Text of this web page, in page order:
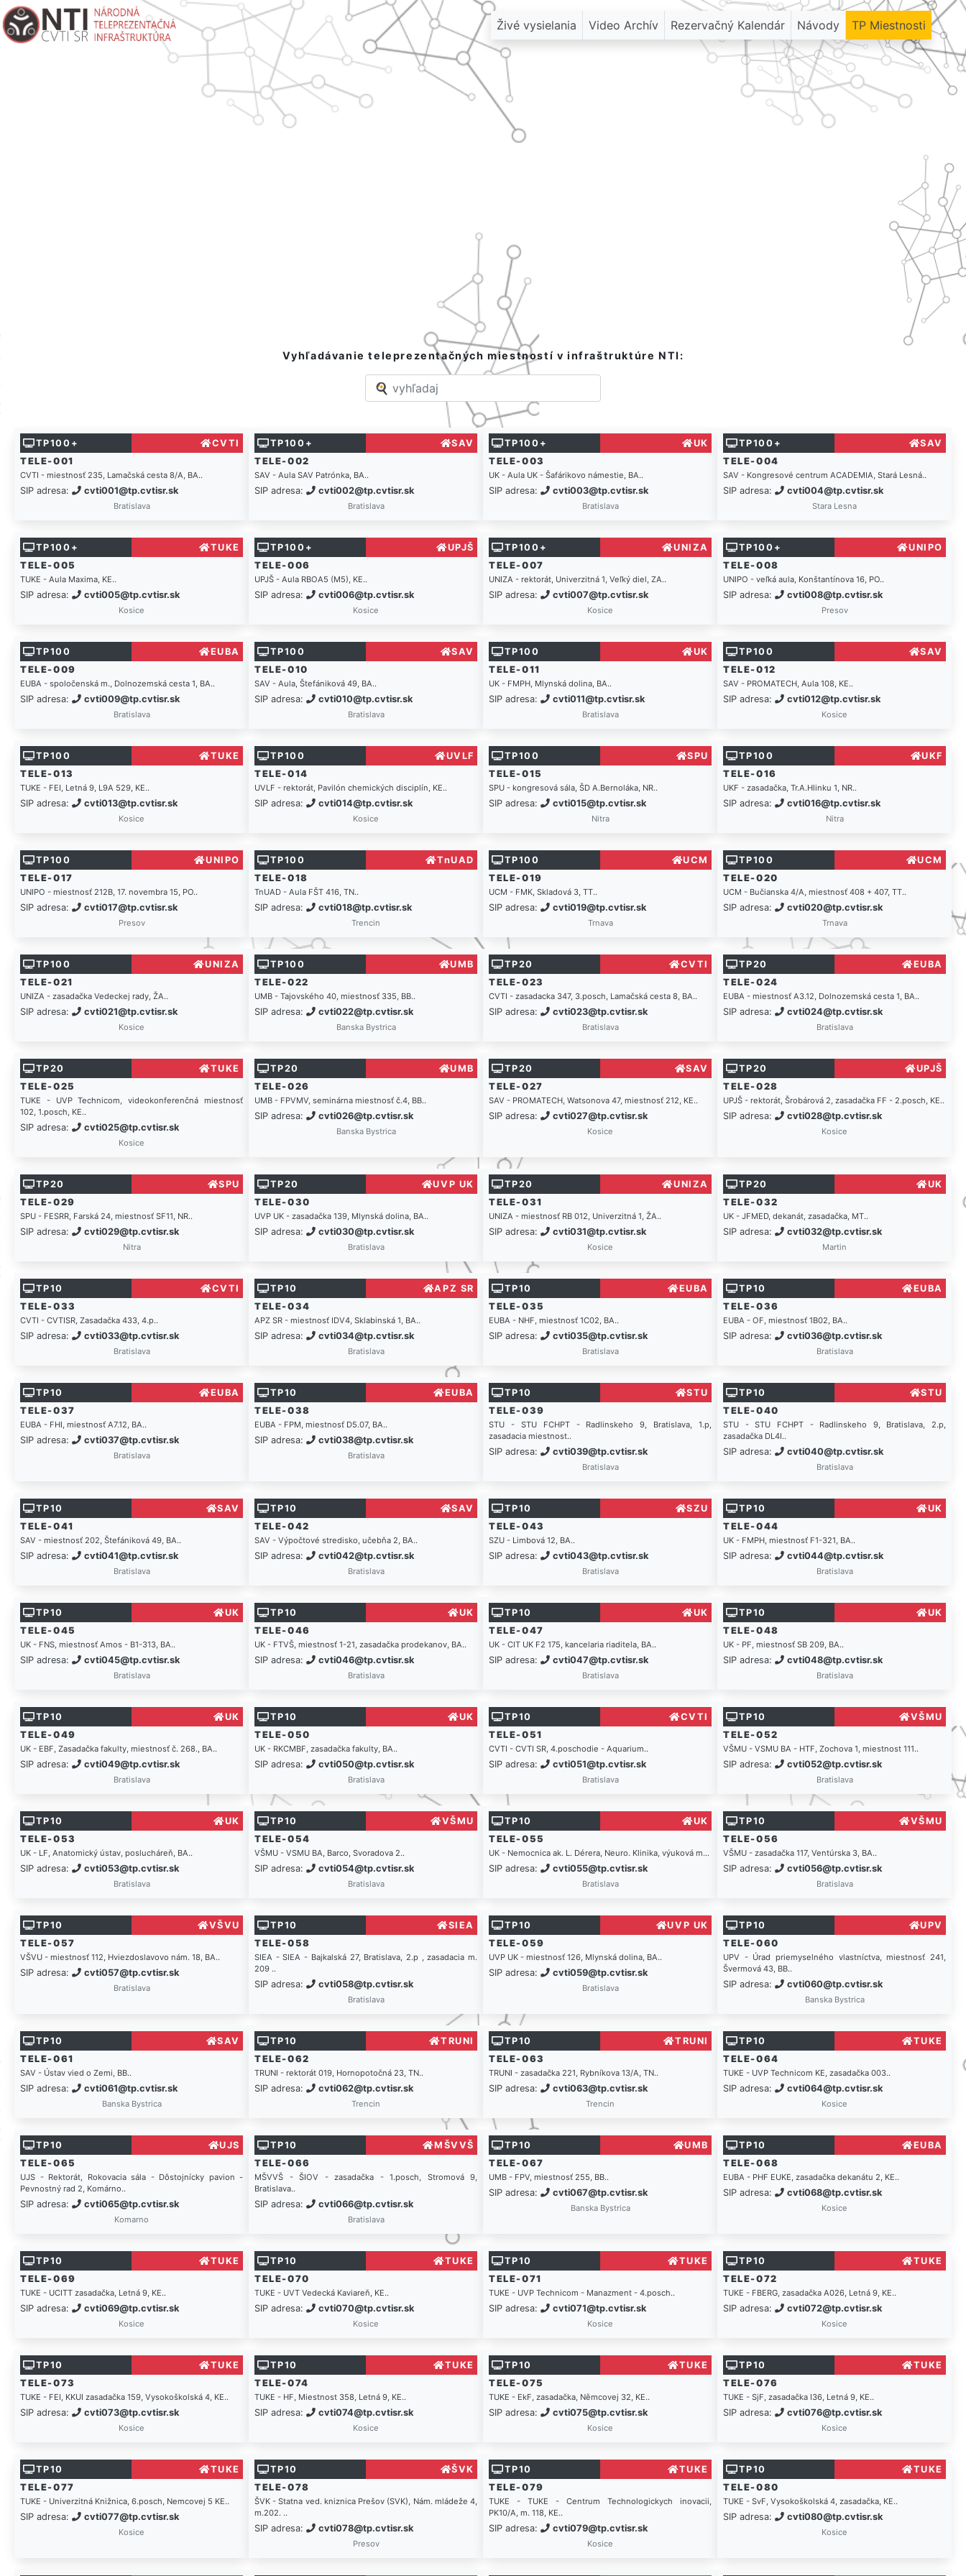
Živé vysielania Video Archív Rezervačný Kalendár Návody TP Miestnosti
Vyhľadávanie teleprezentačných miestností v infraštruktúre NTI:
TP100+
CVTI
TELE-001
CVTI - miestnosť 235, Lamačská cesta 8/A, BA..
SIP adresa: cvti001@tp.cvtisr.sk
Bratislava
TP100+
SAV
TELE-002
SAV - Aula SAV Patrónka, BA..
SIP adresa: cvti002@tp.cvtisr.sk
Bratislava
TP100+
UK
TELE-003
UK - Aula UK - Šafárikovo námestie, BA..
SIP adresa: cvti003@tp.cvtisr.sk
Bratislava
TP100+
SAV
TELE-004
SAV - Kongresové centrum ACADEMIA, Stará Lesná..
SIP adresa: cvti004@tp.cvtisr.sk
Stara Lesna
TP100+
TUKE
TELE-005
TUKE - Aula Maxima, KE..
SIP adresa: cvti005@tp.cvtisr.sk
Kosice
TP100+
UPJŠ
TELE-006
UPJŠ - Aula RBOA5 (M5), KE..
SIP adresa: cvti006@tp.cvtisr.sk
Kosice
TP100+
UNIZA
TELE-007
UNIZA - rektorát, Univerzitná 1, Veľký diel, ZA..
SIP adresa: cvti007@tp.cvtisr.sk
Kosice
TP100+
UNIPO
TELE-008
UNIPO - veľká aula, Konštantínova 16, PO..
SIP adresa: cvti008@tp.cvtisr.sk
Presov
TP100
EUBA
TELE-009
EUBA - spoločenská m., Dolnozemská cesta 1, BA..
SIP adresa: cvti009@tp.cvtisr.sk
Bratislava
TP100
SAV
TELE-010
SAV - Aula, Štefániková 49, BA..
SIP adresa: cvti010@tp.cvtisr.sk
Bratislava
TP100
UK
TELE-011
UK - FMPH, Mlynská dolina, BA..
SIP adresa: cvti011@tp.cvtisr.sk
Bratislava
TP100
SAV
TELE-012
SAV - PROMATECH, Aula 108, KE..
SIP adresa: cvti012@tp.cvtisr.sk
Kosice
TP100
TUKE
TELE-013
TUKE - FEI, Letná 9, L9A 529, KE..
SIP adresa: cvti013@tp.cvtisr.sk
Kosice
TP100
UVLF
TELE-014
UVLF - rektorát, Pavilón chemických disciplín, KE..
SIP adresa: cvti014@tp.cvtisr.sk
Kosice
TP100
SPU
TELE-015
SPU - kongresová sála, ŠD A.Bernoláka, NR..
SIP adresa: cvti015@tp.cvtisr.sk
Nitra
TP100
UKF
TELE-016
UKF - zasadačka, Tr.A.Hlinku 1, NR..
SIP adresa: cvti016@tp.cvtisr.sk
Nitra
TP100
UNIPO
TELE-017
UNIPO - miestnosť 212B, 17. novembra 15, PO..
SIP adresa: cvti017@tp.cvtisr.sk
Presov
TP100
TnUAD
TELE-018
TnUAD - Aula FŠT 416, TN..
SIP adresa: cvti018@tp.cvtisr.sk
Trencin
TP100
UCM
TELE-019
UCM - FMK, Skladová 3, TT..
SIP adresa: cvti019@tp.cvtisr.sk
Trnava
TP100
UCM
TELE-020
UCM - Bučianska 4/A, miestnosť 408 + 407, TT..
SIP adresa: cvti020@tp.cvtisr.sk
Trnava
TP100
UNIZA
TELE-021
UNIZA - zasadačka Vedeckej rady, ŽA..
SIP adresa: cvti021@tp.cvtisr.sk
Kosice
TP100
UMB
TELE-022
UMB - Tajovského 40, miestnosť 335, BB..
SIP adresa: cvti022@tp.cvtisr.sk
Banska Bystrica
TP20
CVTI
TELE-023
CVTI - zasadacka 347, 3.posch, Lamačská cesta 8, BA..
SIP adresa: cvti023@tp.cvtisr.sk
Bratislava
TP20
EUBA
TELE-024
EUBA - miestnosť A3.12, Dolnozemská cesta 1, BA..
SIP adresa: cvti024@tp.cvtisr.sk
Bratislava
TP20
TUKE
TELE-025
TUKE - UVP Technicom, videokonferenčná miestnosť
102, 1.posch, KE..
SIP adresa: cvti025@tp.cvtisr.sk
Kosice
TP20
UMB
TELE-026
UMB - FPVMV, seminárna miestnosť č.4, BB..
SIP adresa: cvti026@tp.cvtisr.sk
Banska Bystrica
TP20
SAV
TELE-027
SAV - PROMATECH, Watsonova 47, miestnosť 212, KE..
SIP adresa: cvti027@tp.cvtisr.sk
Kosice
TP20
UPJŠ
TELE-028
UPJŠ - rektorát, Šrobárová 2, zasadačka FF - 2.posch, KE..
SIP adresa: cvti028@tp.cvtisr.sk
Kosice
TP20
SPU
TELE-029
SPU - FESRR, Farská 24, miestnosť SF11, NR..
SIP adresa: cvti029@tp.cvtisr.sk
Nitra
TP20
UVP UK
TELE-030
UVP UK - zasadačka 139, Mlynská dolina, BA..
SIP adresa: cvti030@tp.cvtisr.sk
Bratislava
TP20
UNIZA
TELE-031
UNIZA - miestnosť RB 012, Univerzitná 1, ŽA..
SIP adresa: cvti031@tp.cvtisr.sk
Kosice
TP20
UK
TELE-032
UK - JFMED, dekanát, zasadačka, MT..
SIP adresa: cvti032@tp.cvtisr.sk
Martin
TP10
CVTI
TELE-033
CVTI - CVTISR, Zasadačka 433, 4.p..
SIP adresa: cvti033@tp.cvtisr.sk
Bratislava
TP10
APZ SR
TELE-034
APZ SR - miestnosť IDV4, Sklabinská 1, BA..
SIP adresa: cvti034@tp.cvtisr.sk
Bratislava
TP10
EUBA
TELE-035
EUBA - NHF, miestnosť 1C02, BA..
SIP adresa: cvti035@tp.cvtisr.sk
Bratislava
TP10
EUBA
TELE-036
EUBA - OF, miestnosť 1B02, BA..
SIP adresa: cvti036@tp.cvtisr.sk
Bratislava
TP10
EUBA
TELE-037
EUBA - FHI, miestnosť A7.12, BA..
SIP adresa: cvti037@tp.cvtisr.sk
Bratislava
TP10
EUBA
TELE-038
EUBA - FPM, miestnosť D5.07, BA..
SIP adresa: cvti038@tp.cvtisr.sk
Bratislava
TP10
STU
TELE-039
STU - STU FCHPT - Radlinskeho 9, Bratislava, 1.p,
zasadacia miestnost..
SIP adresa: cvti039@tp.cvtisr.sk
Bratislava
TP10
STU
TELE-040
STU - STU FCHPT - Radlinskeho 9, Bratislava, 2.p,
zasadačka DL4I..
SIP adresa: cvti040@tp.cvtisr.sk
Bratislava
TP10
SAV
TELE-041
SAV - miestnosť 202, Štefániková 49, BA..
SIP adresa: cvti041@tp.cvtisr.sk
Bratislava
TP10
SAV
TELE-042
SAV - Výpočtové stredisko, učebňa 2, BA..
SIP adresa: cvti042@tp.cvtisr.sk
Bratislava
TP10
SZU
TELE-043
SZU - Limbová 12, BA..
SIP adresa: cvti043@tp.cvtisr.sk
Bratislava
TP10
UK
TELE-044
UK - FMPH, miestnosť F1-321, BA..
SIP adresa: cvti044@tp.cvtisr.sk
Bratislava
TP10
UK
TELE-045
UK - FNS, miestnosť Amos - B1-313, BA..
SIP adresa: cvti045@tp.cvtisr.sk
Bratislava
TP10
UK
TELE-046
UK - FTVŠ, miestnosť 1-21, zasadačka prodekanov, BA..
SIP adresa: cvti046@tp.cvtisr.sk
Bratislava
TP10
UK
TELE-047
UK - CIT UK F2 175, kancelaria riaditela, BA..
SIP adresa: cvti047@tp.cvtisr.sk
Bratislava
TP10
UK
TELE-048
UK - PF, miestnosť SB 209, BA..
SIP adresa: cvti048@tp.cvtisr.sk
Bratislava
TP10
UK
TELE-049
UK - EBF, Zasadačka fakulty, miestnosť č. 268., BA..
SIP adresa: cvti049@tp.cvtisr.sk
Bratislava
TP10
UK
TELE-050
UK - RKCMBF, zasadačka fakulty, BA..
SIP adresa: cvti050@tp.cvtisr.sk
Bratislava
TP10
CVTI
TELE-051
CVTI - CVTI SR, 4.poschodie - Aquarium..
SIP adresa: cvti051@tp.cvtisr.sk
Bratislava
TP10
VŠMU
TELE-052
VŠMU - VSMU BA - HTF, Zochova 1, miestnost 111..
SIP adresa: cvti052@tp.cvtisr.sk
Bratislava
TP10
UK
TELE-053
UK - LF, Anatomický ústav, poslucháreň, BA..
SIP adresa: cvti053@tp.cvtisr.sk
Bratislava
TP10
VŠMU
TELE-054
VŠMU - VSMU BA, Barco, Svoradova 2..
SIP adresa: cvti054@tp.cvtisr.sk
Bratislava
TP10
UK
TELE-055
UK - Nemocnica ak. L. Dérera, Neuro. Klinika, výuková m...
SIP adresa: cvti055@tp.cvtisr.sk
Bratislava
TP10
VŠMU
TELE-056
VŠMU - zasadačka 117, Ventúrska 3, BA..
SIP adresa: cvti056@tp.cvtisr.sk
Bratislava
TP10
VŠVU
TELE-057
VŠVU - miestnosť 112, Hviezdoslavovo nám. 18, BA..
SIP adresa: cvti057@tp.cvtisr.sk
Bratislava
TP10
SIEA
TELE-058
SIEA - SIEA - Bajkalská 27, Bratislava, 2.p , zasadacia m.
209 ..
SIP adresa: cvti058@tp.cvtisr.sk
Bratislava
TP10
UVP UK
TELE-059
UVP UK - miestnosť 126, Mlynská dolina, BA..
SIP adresa: cvti059@tp.cvtisr.sk
Bratislava
TP10
UPV
TELE-060
UPV - Úrad priemyselného vlastníctva, miestnosť 241,
Švermová 43, BB..
SIP adresa: cvti060@tp.cvtisr.sk
Banska Bystrica
TP10
SAV
TELE-061
SAV - Ústav vied o Zemi, BB..
SIP adresa: cvti061@tp.cvtisr.sk
Banska Bystrica
TP10
TRUNI
TELE-062
TRUNI - rektorát 019, Hornopotočná 23, TN..
SIP adresa: cvti062@tp.cvtisr.sk
Trencin
TP10
TRUNI
TELE-063
TRUNI - zasadačka 221, Rybníkova 13/A, TN..
SIP adresa: cvti063@tp.cvtisr.sk
Trencin
TP10
TUKE
TELE-064
TUKE - UVP Technicom KE, zasadačka 003..
SIP adresa: cvti064@tp.cvtisr.sk
Kosice
TP10
UJS
TELE-065
UJS - Rektorát, Rokovacia sála - Dôstojnícky pavion -
Pevnostný rad 2, Komárno..
SIP adresa: cvti065@tp.cvtisr.sk
Komarno
TP10
MŠVVŠ
TELE-066
MŠVVŠ - ŠIOV - zasadačka - 1.posch, Stromová 9,
Bratislava..
SIP adresa: cvti066@tp.cvtisr.sk
Bratislava
TP10
UMB
TELE-067
UMB - FPV, miestnosť 255, BB..
SIP adresa: cvti067@tp.cvtisr.sk
Banska Bystrica
TP10
EUBA
TELE-068
EUBA - PHF EUKE, zasadačka dekanátu 2, KE..
SIP adresa: cvti068@tp.cvtisr.sk
Kosice
TP10
TUKE
TELE-069
TUKE - UCITT zasadačka, Letná 9, KE..
SIP adresa: cvti069@tp.cvtisr.sk
Kosice
TP10
TUKE
TELE-070
TUKE - UVT Vedecká Kaviareň, KE..
SIP adresa: cvti070@tp.cvtisr.sk
Kosice
TP10
TUKE
TELE-071
TUKE - UVP Technicom - Manazment - 4.posch..
SIP adresa: cvti071@tp.cvtisr.sk
Kosice
TP10
TUKE
TELE-072
TUKE - FBERG, zasadačka A026, Letná 9, KE..
SIP adresa: cvti072@tp.cvtisr.sk
Kosice
TP10
TUKE
TELE-073
TUKE - FEI, KKUI zasadačka 159, Vysokoškolská 4, KE..
SIP adresa: cvti073@tp.cvtisr.sk
Kosice
TP10
TUKE
TELE-074
TUKE - HF, Miestnost 358, Letná 9, KE..
SIP adresa: cvti074@tp.cvtisr.sk
Kosice
TP10
TUKE
TELE-075
TUKE - EkF, zasadačka, Němcovej 32, KE..
SIP adresa: cvti075@tp.cvtisr.sk
Kosice
TP10
TUKE
TELE-076
TUKE - SjF, zasadačka I36, Letná 9, KE..
SIP adresa: cvti076@tp.cvtisr.sk
Kosice
TP10
TUKE
TELE-077
TUKE - Univerzitná Knižnica, 6.posch, Nemcovej 5 KE..
SIP adresa: cvti077@tp.cvtisr.sk
Kosice
TP10
ŠVK
TELE-078
ŠVK - Statna ved. kniznica Prešov (SVK), Nám. mládeže 4,
m.202. ..
SIP adresa: cvti078@tp.cvtisr.sk
Presov
TP10
TUKE
TELE-079
TUKE - TUKE - Centrum Technologickych inovacii,
PK10/A, m. 118, KE..
SIP adresa: cvti079@tp.cvtisr.sk
Kosice
TP10
TUKE
TELE-080
TUKE - SvF, Vysokoškolská 4, zasadačka, KE..
SIP adresa: cvti080@tp.cvtisr.sk
Kosice